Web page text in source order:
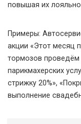
повышая их
Примеры:
акции «Этот месяц
тормозов проведём
парикмахерских
стрижку 20%»,
выполнение